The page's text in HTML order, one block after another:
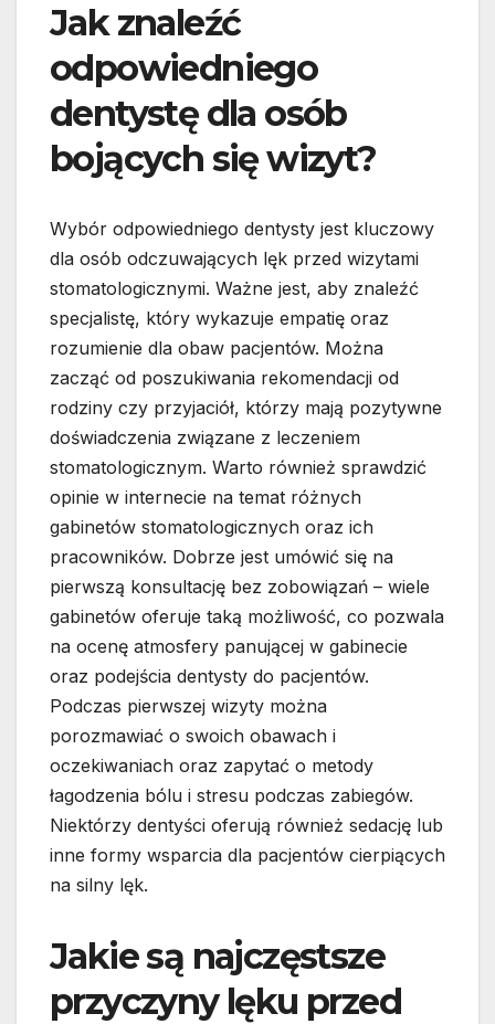
Jak znaleźć
odpowiedniego
dentystę dla osób
bojących się wizyt?
Wybór odpowiedniego dentysty jest kluczowy
dla osób odczuwających lęk przed wizytami
stomatologicznymi. Ważne jest, aby znaleźć
specjalistę, który wykazuje empatię oraz
rozumienie dla obaw pacjentów. Można
zacząć od poszukiwania rekomendacji od
rodziny czy przyjaciół, którzy mają pozytywne
doświadczenia związane z leczeniem
stomatologicznym. Warto również sprawdzić
opinie w internecie na temat różnych
gabinetów stomatologicznych oraz ich
pracowników. Dobrze jest umówić się na
pierwszą konsultację bez zobowiązań – wiele
gabinetów oferuje taką możliwość, co pozwala
na ocenę atmosfery panującej w gabinecie
oraz podejścia dentysty do pacjentów.
Podczas pierwszej wizyty można
porozmawiać o swoich obawach i
oczekiwaniach oraz zapytać o metody
łagodzenia bólu i stresu podczas zabiegów.
Niektórzy dentyści oferują również sedację lub
inne formy wsparcia dla pacjentów cierpiących
na silny lęk.
Jakie są najczęstsze
przyczyny lęku przed